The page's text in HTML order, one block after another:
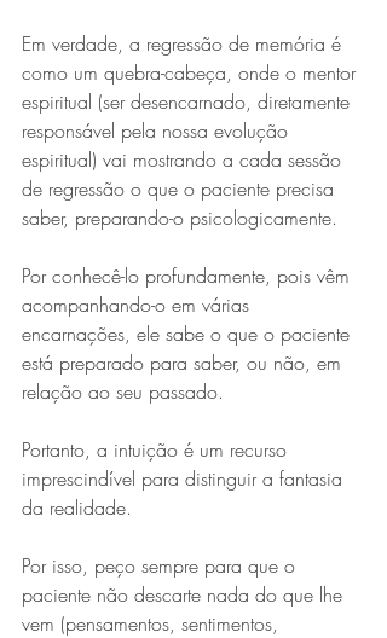
Em verdade, a regressão de memória é
como um quebra-cabeça, onde o mentor
espiritual (ser desencarnado, diretamente
responsável pela nossa evolução
espiritual) vai mostrando a cada sessão
de regressão o que o paciente precisa
saber, preparando-o psicologicamente.
Por conhecê-lo profundamente, pois vêm
acompanhando-o em várias
encarnações, ele sabe o que o paciente
está preparado para saber, ou não, em
relação ao seu passado.
Portanto, a intuição é um recurso
imprescindível para distinguir a fantasia
da realidade.
Por isso, peço sempre para que o
paciente não descarte nada do que lhe
vem (pensamentos, sentimentos,